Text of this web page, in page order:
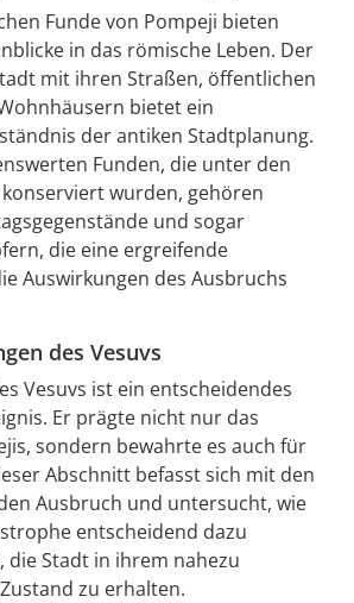
Funde von Pompeji bieten
in das römische Leben. Der
mit ihren Straßen, öffentlichen
bietet ein
der antiken Stadtplanung.
Funden, die unter den
wurden, gehören
und sogar
die eine ergreifende
Auswirkungen des Ausbruchs
des Vesuvs
Vesuvs ist ein entscheidendes
Er prägte nicht nur das
sondern bewahrte es auch für
Abschnitt befasst sich mit den
Ausbruch und untersucht, wie
entscheidend dazu
die Stadt in ihrem nahezu
zu erhalten.